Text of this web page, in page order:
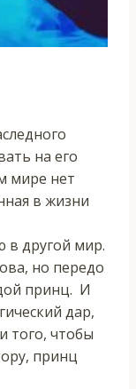
на его
мире нет
в жизни
в другой мир.
но передо
принц. И
дар,
того, чтобы
принц